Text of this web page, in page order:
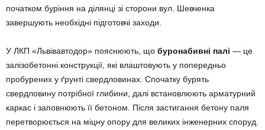
початком буріння на ділянці зі сторони вул. Шевченка
завершують необхідні підготовчі заходи.
У ЛКП «Львівавтодор» пояснюють, що буронабивні палі — це
залізобетонні конструкції, які влаштовують у попередньо
пробурених у ґрунті свердловинах. Спочатку бурять
свердловину потрібної глибини, далі встановлюють арматурний
каркас і заповнюють її бетоном. Після застигання бетону паля
перетворюється на міцну опору для великих інженерних споруд.